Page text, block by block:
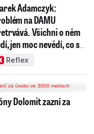
Adamczyk:
na DAMU
Všichni o něm
jen moc nevědí, co s
Reflex
Dolomit zazní za